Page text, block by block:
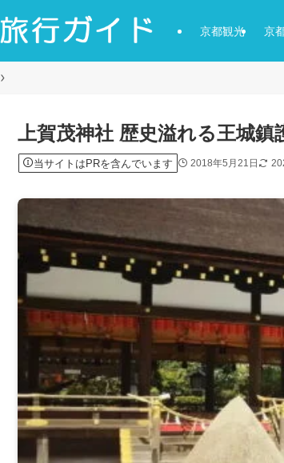
京都観光 京
上賀茂神社 歴史溢れる王城鎮
当サイトはPRを含んでいます 2018年5月21日